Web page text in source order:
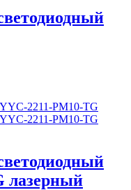
лазерный